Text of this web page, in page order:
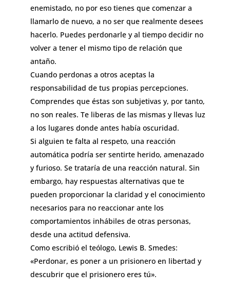
enemistado, no por eso tienes que comenzar a
llamarlo de nuevo, a no ser que realmente desees
hacerlo. Puedes perdonarle y al tiempo decidir no
volver a tener el mismo tipo de relación que
antaño.
Cuando perdonas a otros aceptas la
responsabilidad de tus propias percepciones.
Comprendes que éstas son subjetivas y, por tanto,
no son reales. Te liberas de las mismas y llevas luz
a los lugares donde antes había oscuridad.
Si alguien te falta al respeto, una reacción
automática podría ser sentirte herido, amenazado
y furioso. Se trataría de una reacción natural. Sin
embargo, hay respuestas alternativas que te
pueden proporcionar la claridad y el conocimiento
necesarios para no reaccionar ante los
comportamientos inhábiles de otras personas,
desde una actitud defensiva.
Como escribió el teólogo, Lewis B. Smedes:
«Perdonar, es poner a un prisionero en libertad y
descubrir que el prisionero eres tú».